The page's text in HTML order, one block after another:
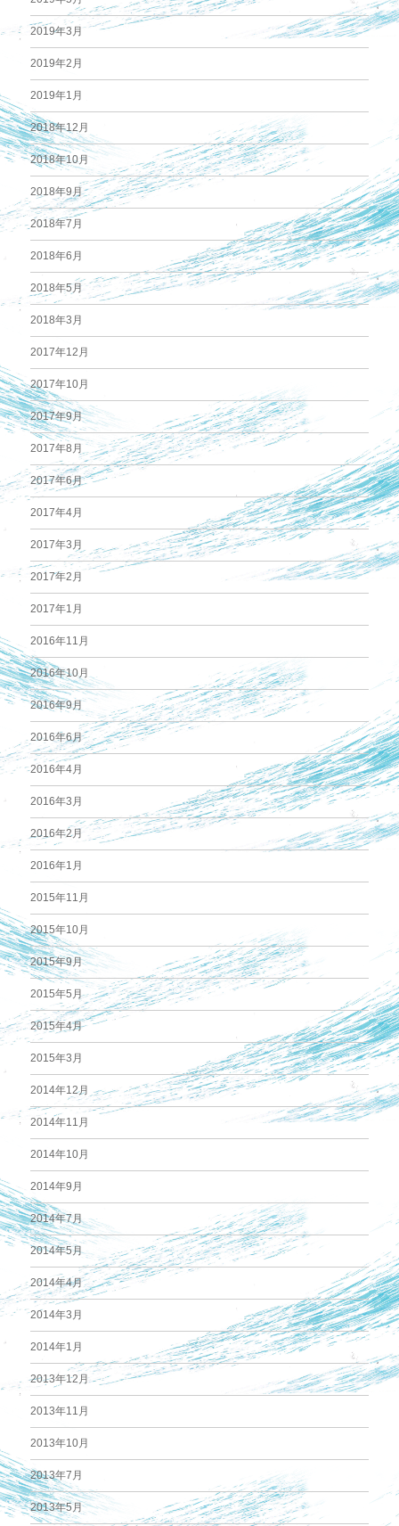
2019年3月
2019年2月
2019年1月
2018年12月
2018年10月
2018年9月
2018年7月
2018年6月
2018年5月
2018年3月
2017年12月
2017年10月
2017年9月
2017年8月
2017年6月
2017年4月
2017年3月
2017年2月
2017年1月
2016年11月
2016年10月
2016年9月
2016年6月
2016年4月
2016年3月
2016年2月
2016年1月
2015年11月
2015年10月
2015年9月
2015年5月
2015年4月
2015年3月
2014年12月
2014年11月
2014年10月
2014年9月
2014年7月
2014年5月
2014年4月
2014年3月
2014年1月
2013年12月
2013年11月
2013年10月
2013年7月
2013年5月